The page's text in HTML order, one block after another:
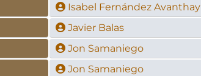
Isabel Fernández Avanthay
Javier Balas
Jon Samaniego
Jon Samaniego